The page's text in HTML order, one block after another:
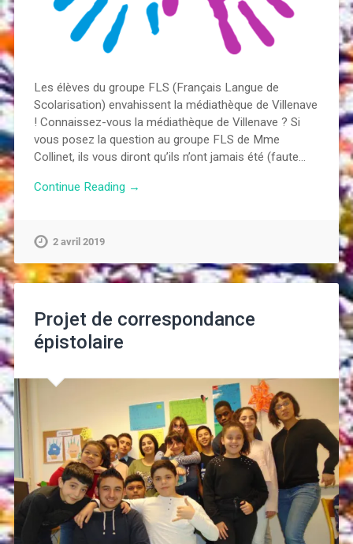
Les élèves du groupe FLS (Français Langue de
Scolarisation) envahissent la médiathèque de Villenave
! Connaissez-vous la médiathèque de Villenave ? Si
vous posez la question au groupe FLS de Mme
Collinet, ils vous diront qu’ils n’ont jamais été (faute…
Continue Reading →
2 avril 2019
Projet de correspondance
épistolaire